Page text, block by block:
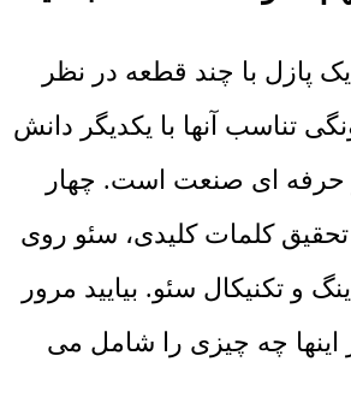
پازل با چند قطعه در نظر
تناسب آنها با یکدیگر دانش
حرفه ای صنعت است. چهار
تحقیق کلمات کلیدی، سئو روی
و تکنیکال سئو. بیایید مرور
اینها چه چیزی را شامل می